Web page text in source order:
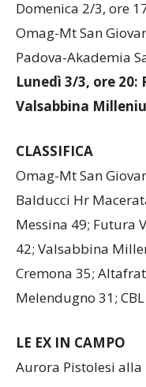
Omag-Mt San
Padova-Akademia
Lunedì 3/3, ore 20:
Valsabbina
Omag-Mt San
Balducci Hr
Messina 49; Futura
42; Valsabbina
Cremona 35;
Melendugno 31;
Aurora Pistolesi alla
2019/2020